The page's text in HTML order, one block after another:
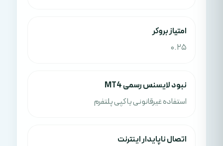
امتياز بروکر
0.25
نبود لایسنس رسمی MT4
استفاده غیرقانونی یا کپی پلتفرم
اتصال ناپایدار اینترنت